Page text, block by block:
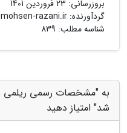
بروزرسانی: 23 فروردین 1401
گردآورنده: mohsen-razani.ir
شناسه مطلب: 839
شد" امتیاز دهید